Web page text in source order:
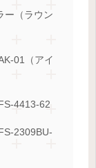
ー（ラウン
01（アイ
4413-62
2309BU-